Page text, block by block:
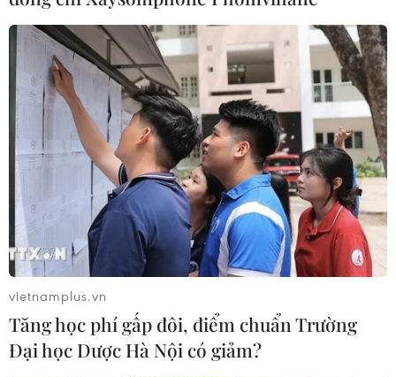
có mưa và dông
16/06/2018 11:00
Theo dự báo, đêm 16/6 các khu vực trong cả nước đều
có mưa và dông; Bắc Bộ, Bắc Trung Bộ, Tây Nguyên và
Nam Bộ đề phòng khả năng xảy ra tố, lốc, mưa đá và
gió giật mạnh.
vietnamplus.vn
Tăng học phí gấp đôi, điểm chuẩn Trường
Đại học Dược Hà Nội có giảm?